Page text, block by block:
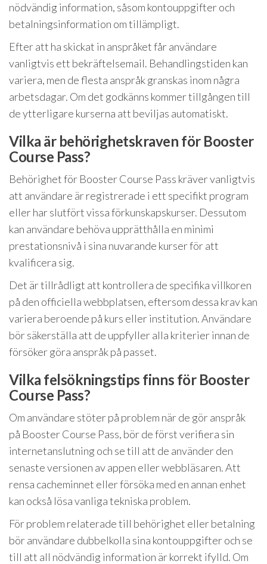
nödvändig information, såsom kontouppgifter och
betalningsinformation om tillämpligt.
Efter att ha skickat in anspråket får användare
vanligtvis ett bekräftelsemail. Behandlingstiden kan
variera, men de flesta anspråk granskas inom några
arbetsdagar. Om det godkänns kommer tillgången till
de ytterligare kurserna att beviljas automatiskt.
Vilka är behörighetskraven för Booster
Course Pass?
Behörighet för Booster Course Pass kräver vanligtvis
att användare är registrerade i ett specifikt program
eller har slutfört vissa förkunskapskurser. Dessutom
kan användare behöva upprätthålla en minimi
prestationsnivå i sina nuvarande kurser för att
kvalificera sig.
Det är tillrådligt att kontrollera de specifika villkoren
på den officiella webbplatsen, eftersom dessa krav kan
variera beroende på kurs eller institution. Användare
bör säkerställa att de uppfyller alla kriterier innan de
försöker göra anspråk på passet.
Vilka felsökningstips finns för Booster
Course Pass?
Om användare stöter på problem när de gör anspråk
på Booster Course Pass, bör de först verifiera sin
internetanslutning och se till att de använder den
senaste versionen av appen eller webbläsaren. Att
rensa cacheminnet eller försöka med en annan enhet
kan också lösa vanliga tekniska problem.
För problem relaterade till behörighet eller betalning
bör användare dubbelkolla sina kontouppgifter och se
till att all nödvändig information är korrekt ifylld. Om